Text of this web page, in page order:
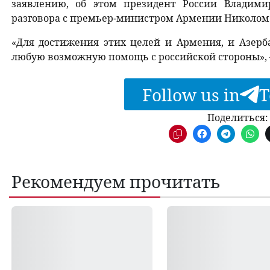
заявлению, об этом президент России
разговора с премьер-министром Армении
«Для достижения этих целей и Армения, и
любую возможную помощь с российской стороны»,
Follow us in
Поделиться:
Рекомендуем прочитать